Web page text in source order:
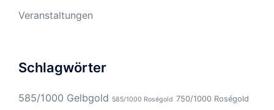
Veranstaltungen
Schlagwörter
585/1000 Gelbgold 585/1000 Roségold 750/1000 Roségold